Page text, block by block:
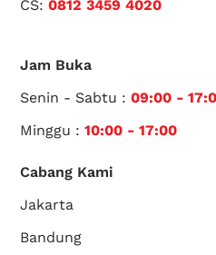
CS:0812 3459 4020
Jam Buka
Senin - Sabtu :09:00 -
Minggu :10:00 - 17:00
Cabang Kami
Jakarta
Bandung